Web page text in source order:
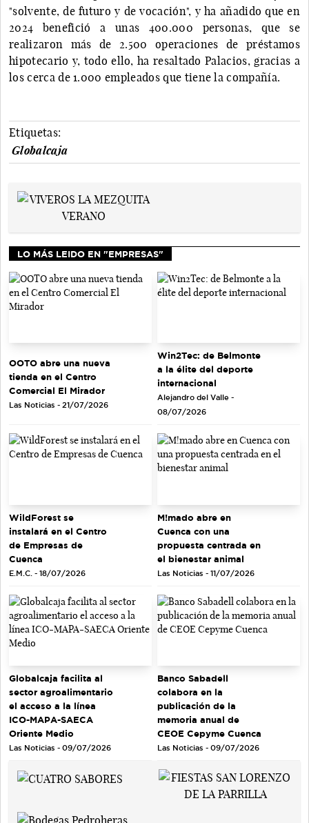
"solvente, de futuro y de vocación", y ha añadido que en
2024 benefició a unas 400.000 personas, que se
realizaron más de 2.500 operaciones de préstamos
hipotecario y, todo ello, ha resaltado Palacios, gracias a
los cerca de 1.000 empleados que tiene la compañía.
Etiquetas:
Globalcaja
LO MÁS LEIDO EN "EMPRESAS"
OOTO abre una nueva
tienda en el Centro
Comercial El Mirador
Las Noticias - 21/07/2026
Win2Tec: de Belmonte
a la élite del deporte
internacional
Alejandro del Valle -
08/07/2026
WildForest se
instalará en el Centro
de Empresas de
Cuenca
E.M.C. - 18/07/2026
M!mado abre en
Cuenca con una
propuesta centrada en
el bienestar animal
Las Noticias - 11/07/2026
Globalcaja facilita al
sector agroalimentario
el acceso a la línea
ICO-MAPA-SAECA
Oriente Medio
Las Noticias - 09/07/2026
Banco Sabadell
colabora en la
publicación de la
memoria anual de
CEOE Cepyme Cuenca
Las Noticias - 09/07/2026